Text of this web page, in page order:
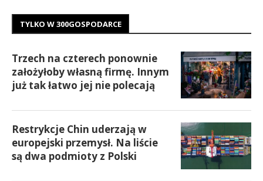
TYLKO W 300GOSPODARCE
Trzech na czterech ponownie
założyłoby własną firmę. Innym
już tak łatwo jej nie polecają
Restrykcje Chin uderzają w
europejski przemysł. Na liście
są dwa podmioty z Polski